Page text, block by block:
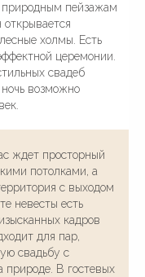
природным пейзажам
холмы. Есть
церемонии.
свадеб
возможно
ждет просторный
потолками, а
с выходом
невесты есть
кадров
для пар,
свадьбу с
природе. В гостевых